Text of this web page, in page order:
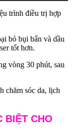
trình điều trị hợp
bỏ bụi bẩn và dầu
tốt hơn.
vòng 30 phút, sau
chăm sóc da, lịch
BIỆT CHO